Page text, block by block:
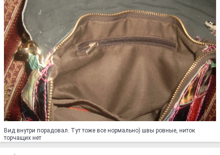
Вид внутри порадовал. Тут тоже все нормально) швы ровные, ниток
торчащих нет